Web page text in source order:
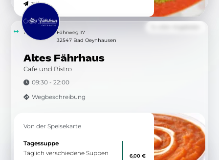
Teilen
Altes Fährhaus
Cafe und Bistro
09:30 - 22:00
Wegbeschreibung
15.20 km
Fährweg 17
32547 Bad Oeynhausen
Von der Speisekarte
Tagessuppe
Täglich verschiedene Suppen
6,00 €